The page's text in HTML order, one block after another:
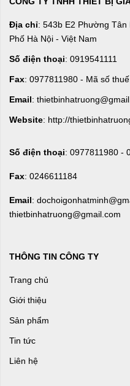
Địa chỉ: 543b E2 Phường
Phố Hà Nội - Việt Nam
Số điện thoại: 0919541111
Fax: 0977811980 - Mã số
Email:
Website: http://
Số điện thoại: 0977811980 -
Fax: 0246611184
Email:
thietbinhatruong@gmail.com
THÔNG TIN CÔNG TY
Trang chủ
Giới thiệu
Sản phẩm
Tin tức
Liên hệ